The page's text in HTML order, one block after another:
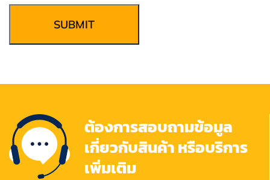
SUBMIT
ต้องการสอบถามข้อมูล
เกี่ยวกับสินค้า หรือบริการ
เพิ่มเติม